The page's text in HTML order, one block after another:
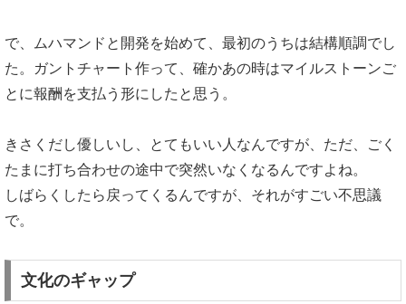
で、ムハマンドと開発を始めて、最初のうちは結構順調でし
た。ガントチャート作って、確かあの時はマイルストーンご
とに報酬を支払う形にしたと思う。
きさくだし優しいし、とてもいい人なんですが、ただ、ごく
たまに打ち合わせの途中で突然いなくなるんですよね。
しばらくしたら戻ってくるんですが、それがすごい不思議
で。
文化のギャップ